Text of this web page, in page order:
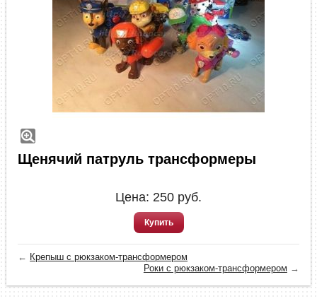
Щенячий патруль трансформеры
Цена: 250 руб.
Купить
← Крепыш с рюкзаком-трансформером
Роки с рюкзаком-трансформером →